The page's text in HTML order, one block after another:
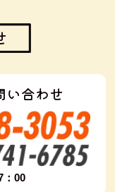
い合わせ
：00